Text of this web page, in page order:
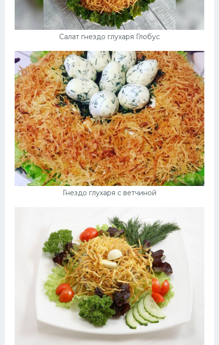
Салат гнездо глухаря Глобус
Гнездо глухаря с ветчиной